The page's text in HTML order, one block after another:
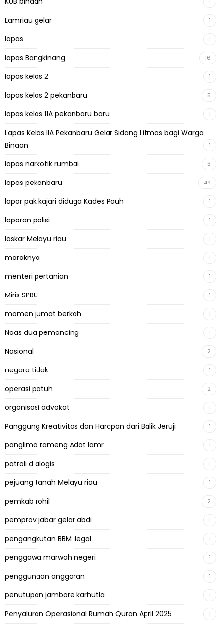
1
Lamriau gelar 1
lapas 1
lapas Bangkinang 16
lapas kelas 2 1
lapas kelas 2 pekanbaru 5
lapas kelas 11A pekanbaru baru 1
Lapas Kelas IIA Pekanbaru Gelar Sidang Litmas bagi Warga
Binaan
1
lapas narkotik rumbai 3
lapas pekanbaru 49
lapor pak kajari diduga Kades Pauh 1
laporan polisi 1
laskar Melayu riau 1
maraknya 1
menteri pertanian 1
Miris SPBU 1
momen jumat berkah 1
Naas dua pemancing 1
Nasional 2
negara tidak 1
operasi patuh 2
organisasi advokat 1
Panggung Kreativitas dan Harapan dari Balik Jeruji 1
panglima tameng Adat lamr 1
patroli d alogis 1
pejuang tanah Melayu riau 1
pemkab rohil 2
pemprov jabar gelar abdi 1
pengangkutan BBM ilegal 1
penggawa marwah negeri 1
penggunaan anggaran 1
penutupan jambore karhutla 1
Penyaluran Operasional Rumah Quran April 2025 1